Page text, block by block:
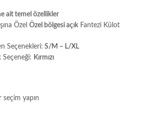
ait temel özellikler
Özel Özel bölgesi açık Fantezi Külot
Seçenekleri: S/M – L/XL
Seçeneği: Kırmızı